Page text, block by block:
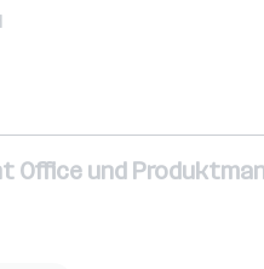
Office und